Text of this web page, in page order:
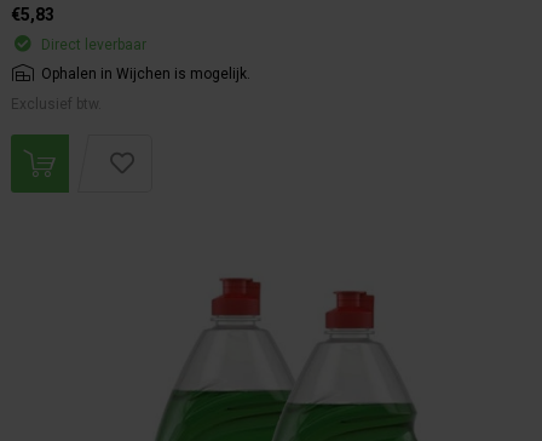
€5,83
Direct leverbaar
Ophalen in Wijchen is mogelijk.
Exclusief btw.